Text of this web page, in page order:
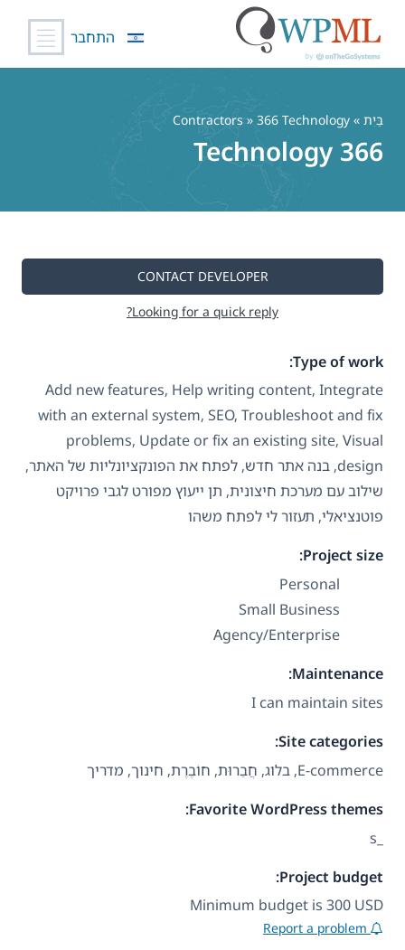
התחבר
בַּיִת »
Contractors » 366 Technology
366 Technology
CONTACT DEVELOPER
Looking for a quick reply?
Type of work:
Add new features, Help writing content, Integrate
with an external system, SEO, Troubleshoot and fix
problems, Update or fix an existing site, Visual
design, בנה אתר חדש, לפתח את הפונקציונליות של האתר,
שילוב עם מערכת חיצונית, תן ייעוץ מפורט לגבי פרויקט
פוטנציאלי, תעזור לי לפתח משהו
Project size:
Personal
Small Business
Agency/Enterprise
Maintenance:
I can maintain sites
Site categories:
E-commerce, בלוג, חֲבֵרוּת, חוֹבֶרֶת, חינוך, מדריך
Favorite WordPress themes:
Project budget:
Minimum budget is 300 USD